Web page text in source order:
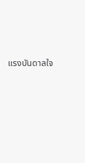
แรงบันดาลใจ